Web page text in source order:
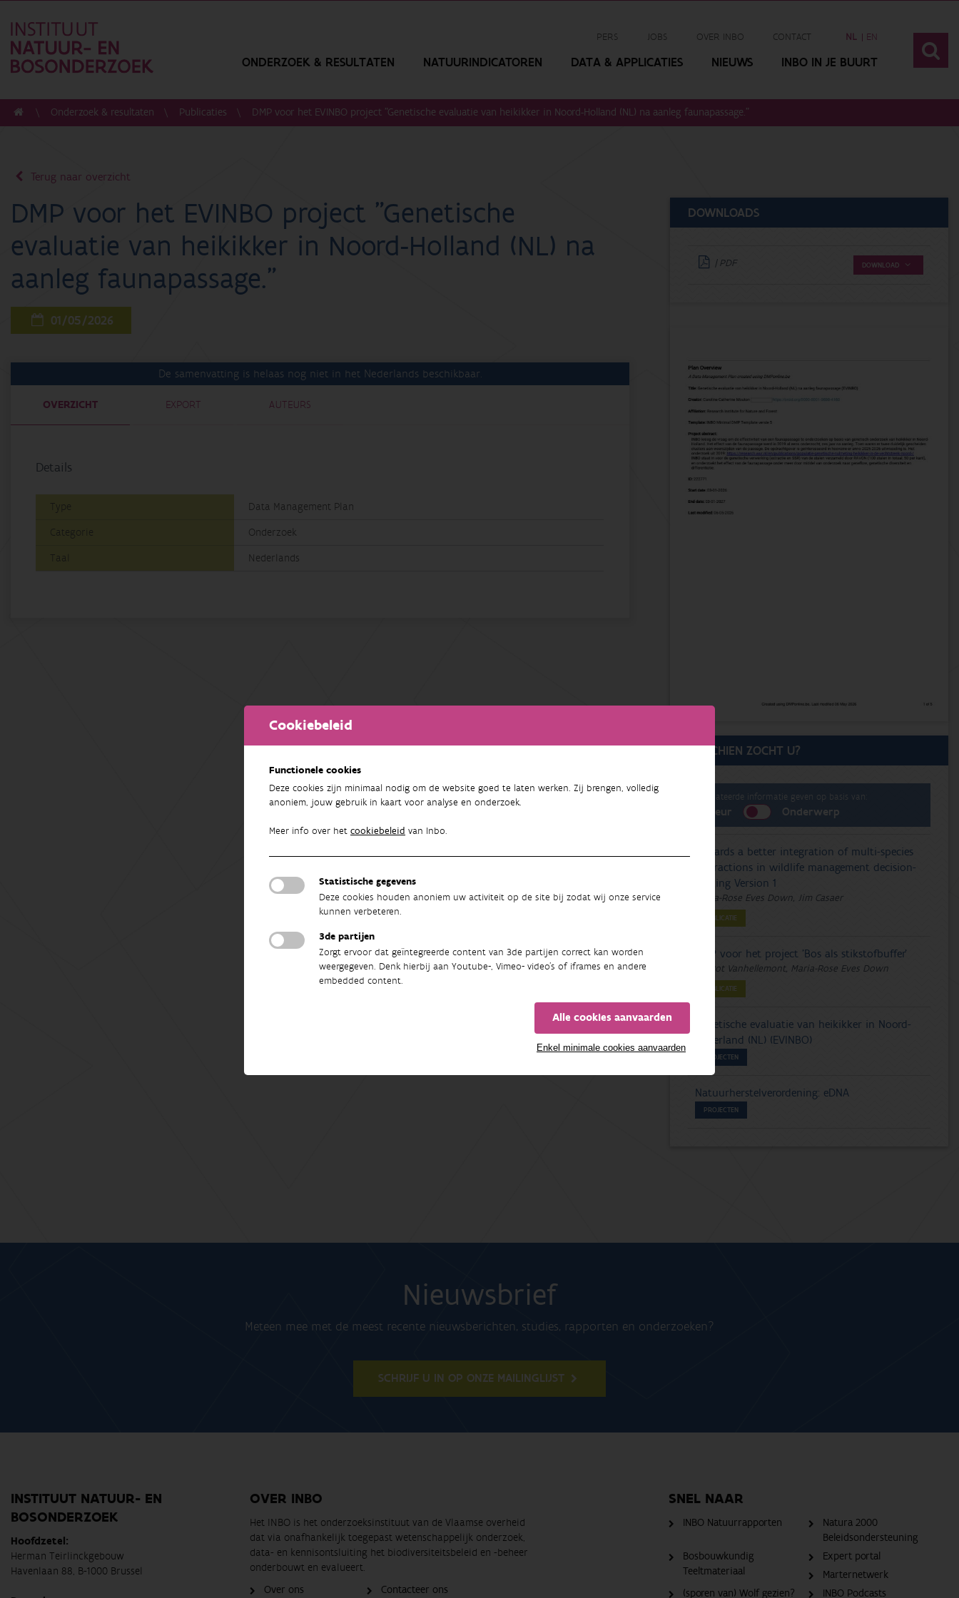
Cookiebeleid
Functionele cookies
Deze cookies zijn minimaal nodig om de website goed te laten werken. Zij brengen, volledig
anoniem, jouw gebruik in kaart voor analyse en onderzoek.
Meer info over het cookiebeleid van Inbo.
Statistische gegevens
Deze cookies houden anoniem uw activiteit op de site bij zodat wij onze service
kunnen verbeteren.
3de partijen
Zorgt ervoor dat geïntegreerde content van 3de partijen correct kan worden
weergegeven. Denk hierbij aan Youtube-, Vimeo- video's of iframes en andere
embedded content.
Alle cookies aanvaarden
Enkel minimale cookies aanvaarden
PERS JOBS OVER INBO CONTACT NL EN
ONDERZOEK & RESULTATEN NATUURINDICATOREN DATA & APPLICATIES NIEUWS INBO IN JE BUURT
Onderzoek & resultaten Publicaties DMP voor het EVINBO project "Genetische evaluatie van heikikker in Noord-Holland (NL) na aanleg faunapassage."
Terug naar overzicht
DMP voor het EVINBO project "Genetische
evaluatie van heikikker in Noord-Holland (NL) na
aanleg faunapassage."
01/05/2026
De samenvatting is helaas nog niet in het Nederlands beschikbaar.
OVERZICHT EXPORT AUTEURS
Details
Type
Data Management Plan
Categorie
Onderzoek
Taal
Nederlands
DOWNLOADS
| PDF DOWNLOAD
MISSCHIEN ZOCHT U?
Gerelateerde informatie geven op basis van:
Auteur Onderwerp
Towards a better integration of multi-species
interactions in wildlife management decision-
making Version 1
Maria-Rose Eves Down, Jim Casaer
PUBLICATIE
DMP voor het project 'Bos als stikstofbuffer'
Margot Vanhellemont, Maria-Rose Eves Down
PUBLICATIE
Genetische evaluatie van heikikker in Noord-
Nederland (NL) (EVINBO)
PROJECTEN
Natuurherstelverordening: eDNA
PROJECTEN
Nieuwsbrief
Meteen mee met de meest recente nieuwsberichten, studies, rapporten en onderzoeken?
SCHRIJF U IN OP ONZE MAILINGLIJST
INSTITUUT NATUUR- EN
BOSONDERZOEK
Hoofdzetel:
Herman Teirlinckgebouw
Havenlaan 88, B-1000 Brussel
OVER INBO
Het INBO is het onderzoeksinstituut van de Vlaamse overheid
dat via onafhankelijk toegepast wetenschappelijk onderzoek,
data- en kennisontsluiting het biodiversiteitsbeleid en -beheer
onderbouwt en evalueert.
Over ons
Contacteer ons
SNEL NAAR
INBO Natuurrapporten
Natura 2000
Beleidsondersteuning
Bosbouwkundig
Teeltmateriaal
Expert portal
Marternetwerk
(sporen van) Wolf gezien?
INBO Podcasts